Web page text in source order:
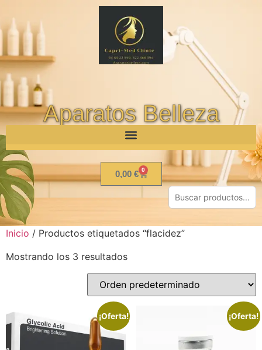
Aparatos Belleza
0,00 € 0
Inicio / Productos etiquetados “flacidez”
Mostrando los 3 resultados
¡Oferta! ¡Oferta!